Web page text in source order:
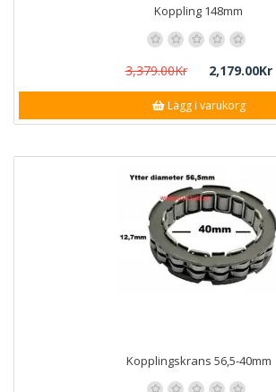
Koppling 148mm
3,379.00Kr 2,179.00Kr
Lägg i varukorg
Kopplingskrans 56,5-40mm